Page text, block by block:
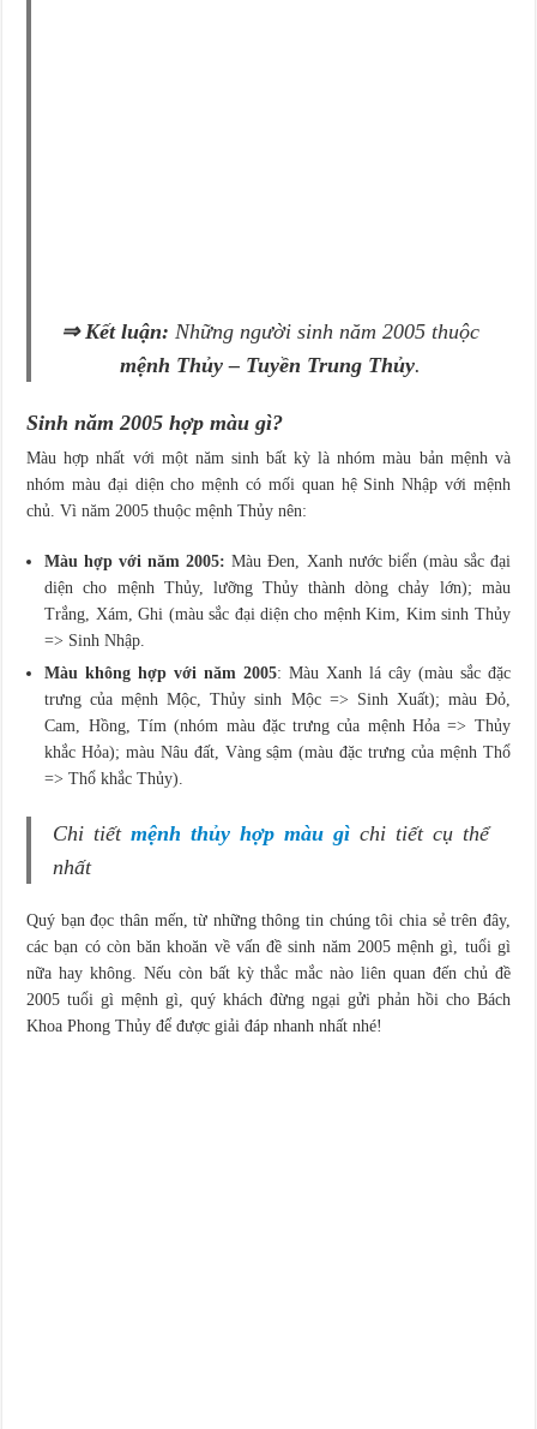
⇒ Kết luận:Những người sinh năm 2005 thuộc
mệnh Thủy – Tuyền Trung Thủy.
Sinh năm 2005 hợp màu gì?
Màu hợp nhất với một năm sinh bất kỳ là nhóm màu bản mệnh và
nhóm màu đại diện cho mệnh có mối quan hệ Sinh Nhập với mệnh
chủ. Vì năm 2005 thuộc mệnh Thủy nên:
Màu hợp với năm 2005: Màu Đen, Xanh nước biển (màu sắc đại
diện cho mệnh Thủy, lưỡng Thủy thành dòng chảy lớn); màu
Trắng, Xám, Ghi (màu sắc đại diện cho mệnh Kim, Kim sinh Thủy
=> Sinh Nhập.
Màu không hợp với năm 2005: Màu Xanh lá cây (màu sắc đặc
trưng của mệnh Mộc, Thủy sinh Mộc => Sinh Xuất); màu Đỏ,
Cam, Hồng, Tím (nhóm màu đặc trưng của mệnh Hỏa => Thủy
khắc Hỏa); màu Nâu đất, Vàng sậm (màu đặc trưng của mệnh Thổ
=> Thổ khắc Thủy).
Chi tiếtmệnh thủy hợp màu gìchi tiết cụ thể
nhất
Quý bạn đọc thân mến, từ những thông tin chúng tôi chia sẻ trên đây,
các bạn có còn băn khoăn về vấn đề sinh năm 2005 mệnh gì, tuổi gì
nữa hay không. Nếu còn bất kỳ thắc mắc nào liên quan đến chủ đề
2005 tuổi gì mệnh gì, quý khách đừng ngại gửi phản hồi cho Bách
Khoa Phong Thủy để được giải đáp nhanh nhất nhé!